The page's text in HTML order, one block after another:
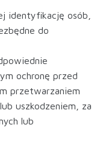
identyfikację osób,
do
ochronę przed
przetwarzaniem
uszkodzeniem, za
lub